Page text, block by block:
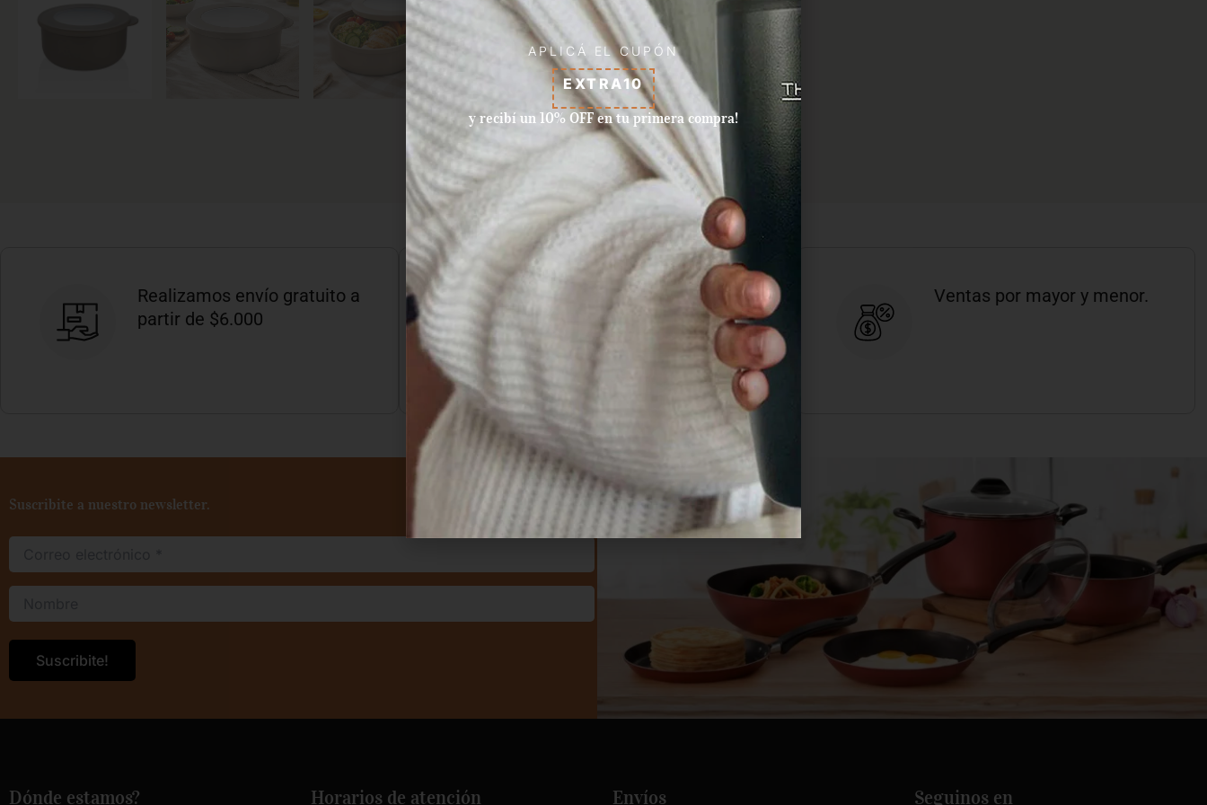
Realizamos envío gratuito a
partir de $6.000
Aceptamos pagos con tarjeta
de crédito, débito, efectivo, y
dinero disponible en Mercado
Ventas por mayor y menor.
Suscribite a nuestro newsletter.
Dónde estamos? Horarios de atención Envíos Seguinos en
APLICÁ EL CUPÓN
EXTRA10
y recibí un 10% OFF en tu primera compra!